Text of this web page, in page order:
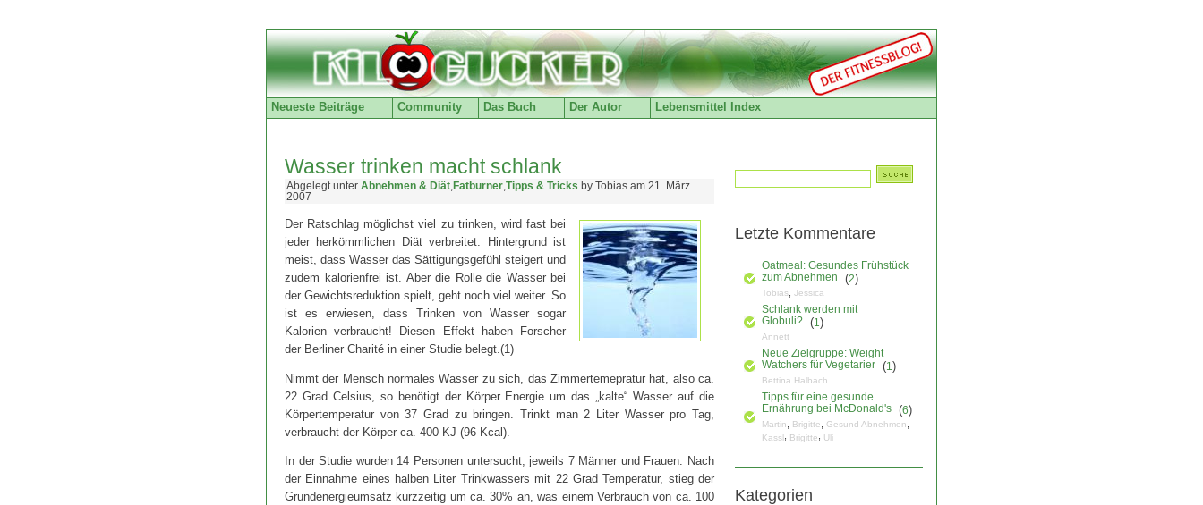
Neueste Beiträge Community Das Buch Der Autor Lebensmittel Index
Wasser trinken macht schlank
Abgelegt unter Abnehmen & Diät Fatburner Tipps & Tricks by Tobias am 21. März
2007
Der Ratschlag möglichst viel zu trinken, wird fast bei
jeder herkömmlichen Diät verbreitet. Hintergrund ist
meist, dass Wasser das Sättigungsgefühl steigert und
zudem kalorienfrei ist. Aber die Rolle die Wasser bei
der Gewichtsreduktion spielt, geht noch viel weiter. So
ist es erwiesen, dass Trinken von Wasser sogar
Kalorien verbraucht! Diesen Effekt haben Forscher
der Berliner Charité in einer Studie belegt.(1)
Nimmt der Mensch normales Wasser zu sich, das Zimmertemepratur hat, also ca.
22 Grad Celsius, so benötigt der Körper Energie um das „kalte“ Wasser auf die
Körpertemperatur von 37 Grad zu bringen. Trinkt man 2 Liter Wasser pro Tag,
verbraucht der Körper ca. 400 KJ (96 Kcal).
In der Studie wurden 14 Personen untersucht, jeweils 7 Männer und Frauen. Nach
der Einnahme eines halben Liter Trinkwassers mit 22 Grad Temperatur, stieg der
Grundenergieumsatz kurzzeitig um ca. 30% an, was einem Verbrauch von ca. 100
Letzte Kommentare
Oatmeal: Gesundes Frühstück
zum Abnehmen (2)
Tobias Jessica
Schlank werden mit
Globuli? (1 )
Annett
Neue Zielgruppe: Weight
Watchers für Vegetarier (1 )
Bettina Halbach
Tipps für eine gesunde
Ernährung bei McDonald's (6)
Martin Brigitte Gesund Abnehmen
Kassl, Brigitte, Uli
Kategorien